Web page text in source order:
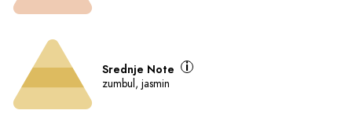
Srednje Note
zumbul, jasmin